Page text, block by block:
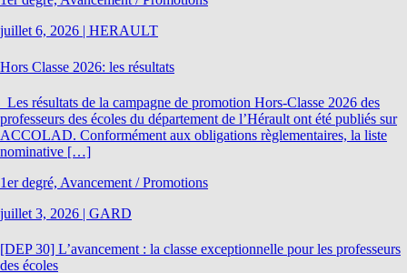
juillet 6, 2026 | HERAULT
Hors Classe 2026: les résultats
Les résultats de la campagne de promotion Hors-Classe 2026 des
professeurs des écoles du département de l’Hérault ont été publiés sur
ACCOLAD. Conformément aux obligations règlementaires, la liste
nominative […]
1er degré, Avancement / Promotions
juillet 3, 2026 | GARD
[DEP 30] L’avancement : la classe exceptionnelle pour les professeurs
des écoles